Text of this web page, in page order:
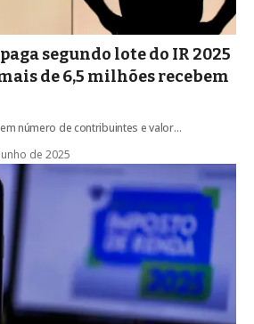
segundo lote do IR 2025
de 6,5 milhões recebem
número de contribuintes e valor…
de 2025